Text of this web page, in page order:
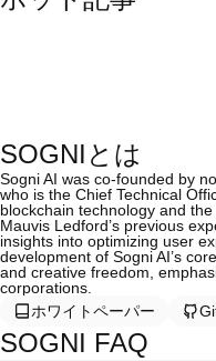
SOGNIとは
Sogni AI was co-founded by
who is the Chief Technical
blockchain technology and
Mauvis Ledford’s previous
insights into optimizing user
development of Sogni AI’s
and creative freedom,
corporations.
ホワイトペーパー
SOGNI FAQ